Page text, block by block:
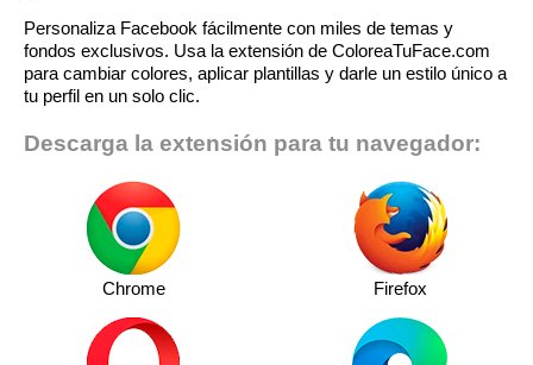
Personaliza Facebook fácilmente con miles de temas y
fondos exclusivos. Usa la extensión de ColoreaTuFace.com
para cambiar colores, aplicar plantillas y darle un estilo único a
tu perfil en un solo clic.
Descarga la extensión para tu navegador:
Chrome Firefox